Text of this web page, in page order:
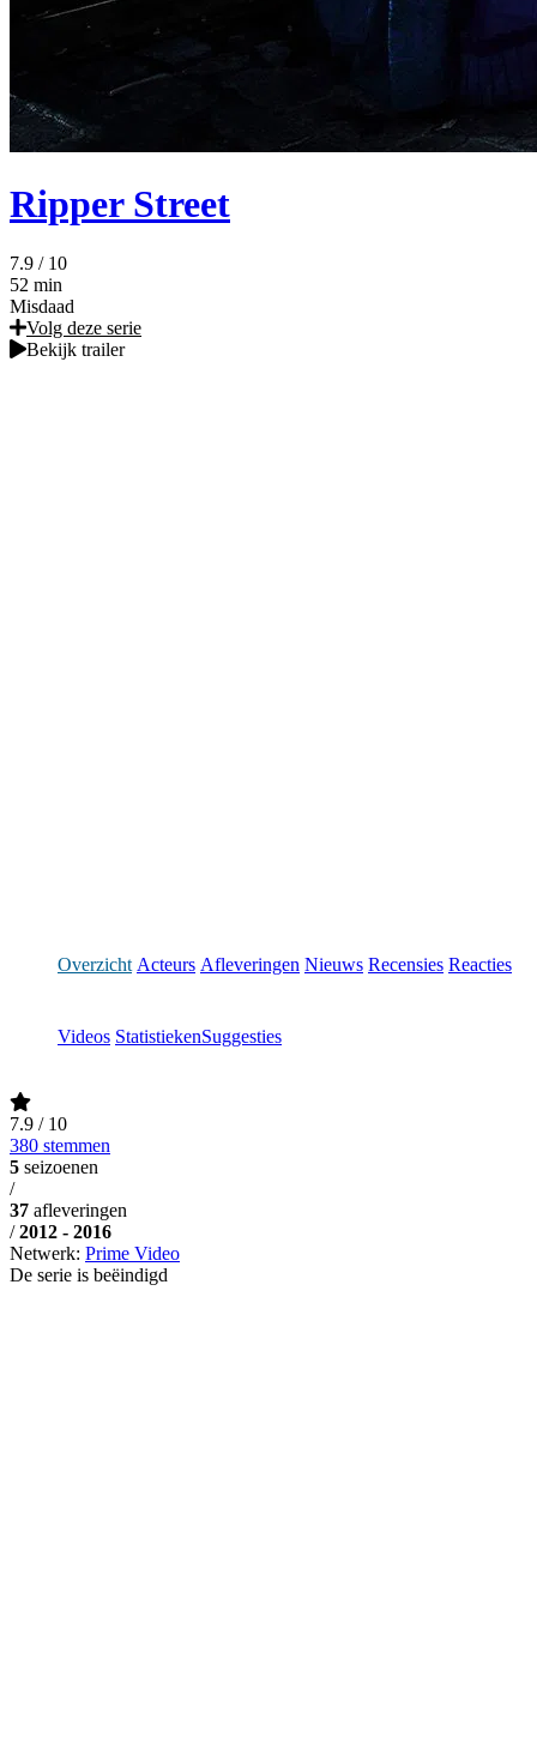
Ripper Street
7.9 / 10
52 min
Misdaad
Volg deze serie
Bekijk trailer
Overzicht Acteurs Afleveringen Nieuws Recensies Reacties
Videos StatistiekenSuggesties
7.9 / 10
380 stemmen
5 seizoenen
/
37 afleveringen
/ 2012 - 2016
Netwerk: Prime Video
De serie is beëindigd